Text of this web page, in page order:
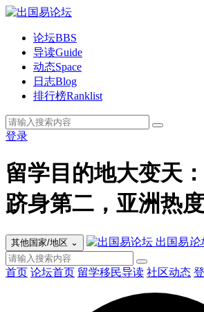
论坛BBS
导读Guide
动态Space
日志Blog
排行榜Ranklist
登录
留学目的地大变天
跻身第二，亚洲热
其他国家/地区 ⌄ 出国易论
首页 论坛首页 留学移民导读 社区动态